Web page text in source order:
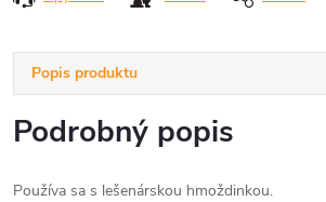
Popis produktu
Podrobný popis
Používa sa s lešenárskou hmoždinkou.